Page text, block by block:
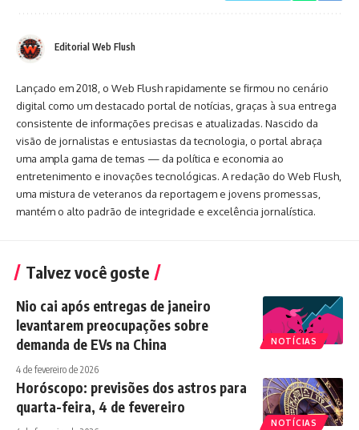
Editorial Web Flush
Lançado em 2018, o Web Flush rapidamente se firmou no cenário
digital como um destacado portal de notícias, graças à sua entrega
consistente de informações precisas e atualizadas. Nascido da
visão de jornalistas e entusiastas da tecnologia, o portal abraça
uma ampla gama de temas — da política e economia ao
entretenimento e inovações tecnológicas. A redação do Web Flush,
uma mistura de veteranos da reportagem e jovens promessas,
mantém o alto padrão de integridade e excelência jornalística.
Talvez você goste
NOTÍCIAS
Nio cai após entregas de janeiro
levantarem preocupações sobre
demanda de EVs na China
4 de fevereiro de 2026
NOTÍCIAS
Horóscopo: previsões dos astros para
quarta-feira, 4 de fevereiro